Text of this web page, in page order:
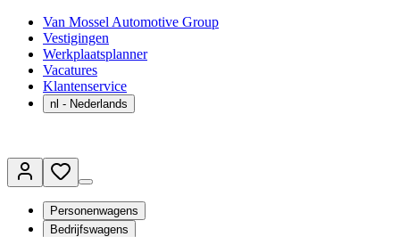
Van Mossel Automotive Group
Vestigingen
Werkplaatsplanner
Vacatures
Klantenservice
nl - Nederlands
Personenwagens
Bedrijfswagens